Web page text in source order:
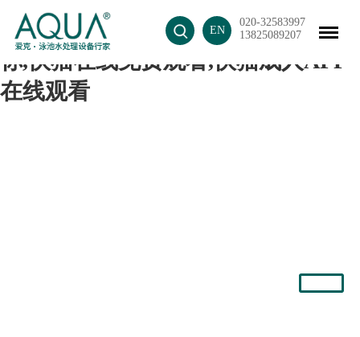
快猫成人短视频,快猫记录生活记录
你,快猫在线免费观看,快猫成人APP
在线观看
EN
020-32583997
13825089207